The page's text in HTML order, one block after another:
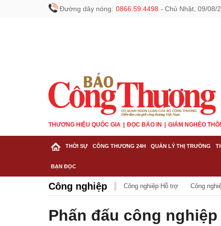
Đường dây nóng: 0866.59.4498 - Chủ Nhật, 09/08/
THƯƠNG HIỆU QUỐC GIA ĐỌC BÁO IN GIẢM NGHÈO
THỜI SỰ CÔNG THƯƠNG 24H QUẢN LÝ THỊ TRƯỜNG
BẠN ĐỌC
Công nghiệp Công nghiệp Hỗ trợ Công
Phấn đấu công